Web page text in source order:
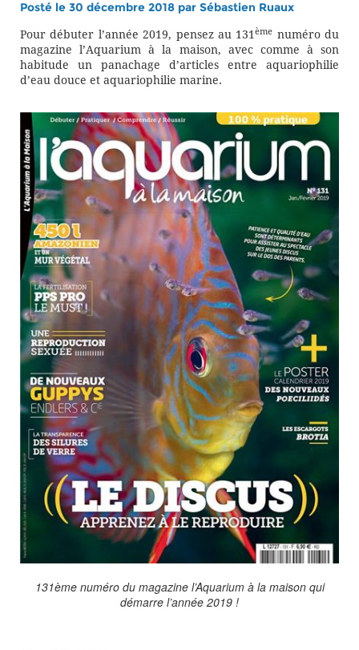
Posté le 30 décembre 2018 par Sébastien Ruaux
Pour débuter l’année 2019, pensez au 131ème numéro du
magazine l’Aquarium à la maison, avec comme à son
habitude un panachage d’articles entre aquariophilie
d’eau douce et aquariophilie marine.
131ème numéro du magazine l’Aquarium à la maison qui
démarre l’année 2019 !